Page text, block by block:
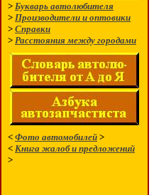
> Букварь автолюбителя
> Производители и оптовики
> Справки
> Расстояния между городами
< Фото автомобилей >
< Книга жалоб и предложений
>